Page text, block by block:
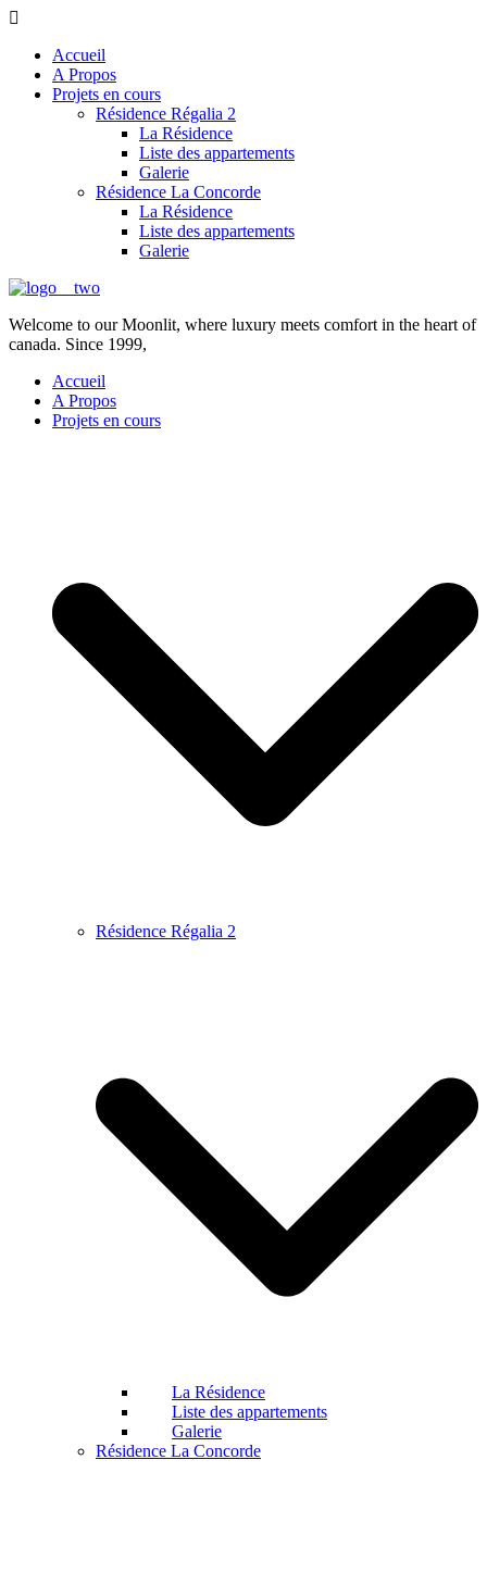
Accueil
A Propos
Projets en cours
Résidence Régalia 2
La Résidence
Liste des appartements
Galerie
Résidence La Concorde
La Résidence
Liste des appartements
Galerie
Welcome to our Moonlit, where luxury meets comfort in the heart of
canada. Since 1999,
Accueil
A Propos
Projets en cours
Résidence Régalia 2
La Résidence
Liste des appartements
Galerie
Résidence La Concorde